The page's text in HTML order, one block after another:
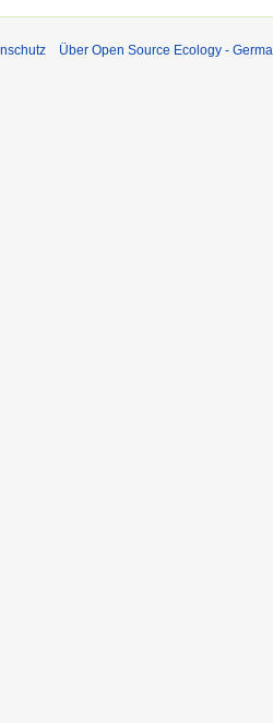
Über Open Source Ecology -